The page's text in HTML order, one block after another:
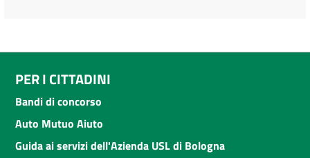
PER I CITTADINI
Bandi di concorso
Auto Mutuo Aiuto
Guida ai servizi dell'Azienda USL di Bologna